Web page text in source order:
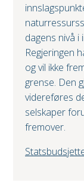
dagens nivå
Regjeringen
og vil ikke
grense. Den
videreføres
selskaper
fremover.